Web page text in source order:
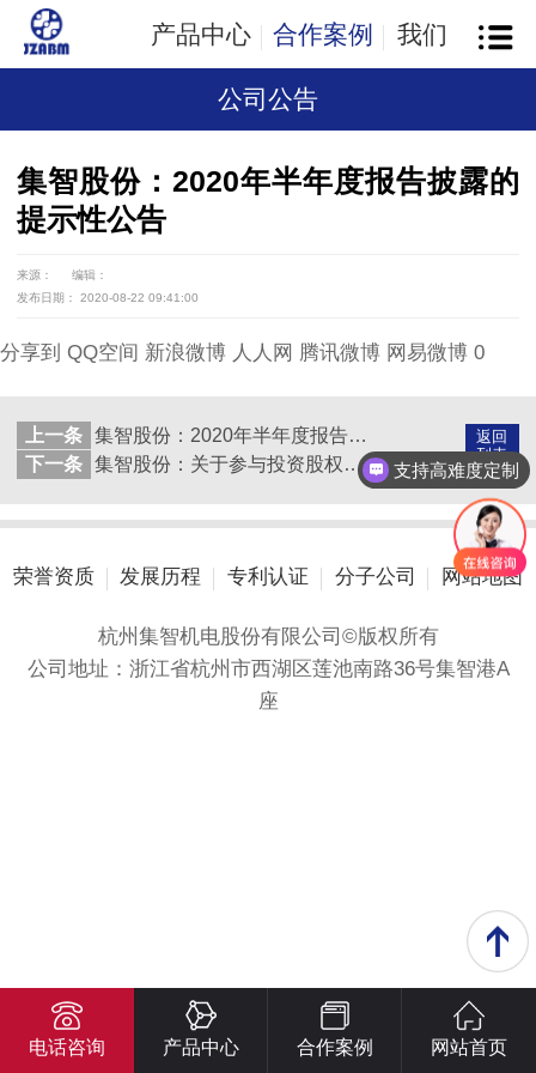
产品中心 合作案例 我们
公司公告
集智股份：2020年半年度报告披露的
提示性公告
来源：
编辑：
发布日期： 2020-08-22 09:41:00
分享到 QQ空间 新浪微博 人人网 腾讯微博 网易微博 0
返回
列表
上一条
集智股份：2020年半年度报告摘要
下一条
集智股份：关于参与投资股权投资合伙企业的公告
荣誉资质 发展历程 专利认证 分子公司 网站地图
杭州集智机电股份有限公司©版权所有
公司地址：浙江省杭州市西湖区莲池南路36号集智港A
座
电话咨询 产品中心 合作案例 网站首页
支持高难度定制